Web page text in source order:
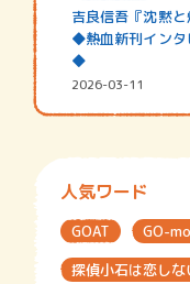
吉良信吾『沈黙と
◆熱血新刊インタ
◆
2026-03-11
人気ワード
GOAT GO-
探偵小石は恋しな